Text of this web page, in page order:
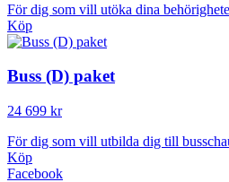
För dig som vill utöka dina
Köp
Buss (D) paket
24 699 kr
För dig som vill utbilda dig till
Köp
Facebook